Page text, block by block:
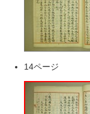
14ページ